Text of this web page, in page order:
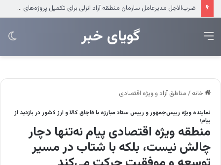
ضرب‌الاجل مدیرعامل سازمان منطقه آزاد انزلی برای تکمیل پروژه‌های عمرانی
‌‌‌گویای خبر منو
خانه / مناطق آزاد و ویژه اقتصادی
نماینده ویژه رییس‌جمهور و رییس ستاد مبارزه با قاچاق کالا و ارز کشور در بازدید از
پیام؛
منطقه ویژه اقتصادی پیام نه‌تنها دچار
چالش نیست، بلکه با شتاب در مسیر